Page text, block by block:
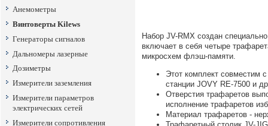
Анемометры
Винтоверты Kilews
Генераторы сигналов
Дальномеры лазерные
Дозиметры
Измерители заземления
Измерители параметров
электрических сетей
Измерители сопротивления
Набор JV-RMX создан
включает в себя четыре
микросхем флэш-памяти.
Этот комплект совместим
станции JOVY RE-7500 и
Отверстия трафаретов
исполнение трафаретов
Материал трафаретов -